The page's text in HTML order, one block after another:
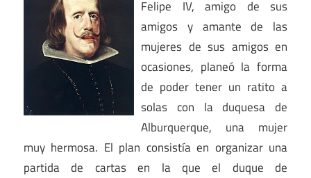
Felipe IV, amigo de sus
amigos y amante de las
mujeres de sus amigos en
ocasiones, planeó la forma
de poder tener un ratito a
solas con la duquesa de
Alburquerque, una mujer
muy hermosa. El plan consistía en organizar una
partida de cartas en la que el duque de